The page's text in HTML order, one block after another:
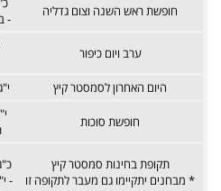
חופשת ראש השנה וצום גדליה
-
ערב ויום כיפור
היום האחרון לסמסטר קיץ
חופשת סוכות
תקופת בחינות סמסטר קיץ
* מבחנים יתקיימו גם מעבר לתקופה זו
-